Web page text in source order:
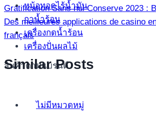
หม้อทอดไร้น้ำมัน
กาน้ำร้อน
เครื่องกดน้ำร้อน
เครื่องปั่นผลไม้
สินค้าตามแบรนด์
Gratification Sans nul Conserve 2023 :
Des meilleures applications de casino
français
Similar Posts
ไม่มีหมวดหมู่